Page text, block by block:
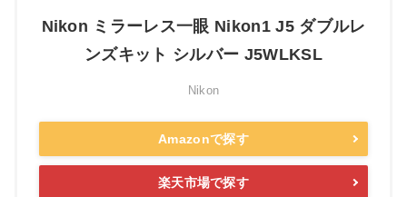
Nikon ミラーレス一眼 Nikon1 J5 ダブルレ
ンズキット シルバー J5WLKSL
Nikon
Amazonで探す
楽天市場で探す